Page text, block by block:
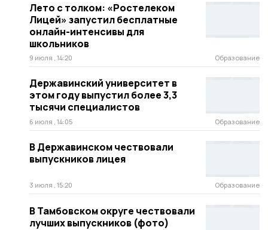
Лето с толком: «Ростелеком
Лицей» запустил бесплатные
онлайн-интенсивы для
школьников
9 июля , 14:20 Образование
Державинский университет в
этом году выпустил более 3,3
тысячи специалистов
6 июля , 14:05 Образование
В Державинском чествовали
выпускников лицея
3 июля , 15:20 Образование
В Тамбовском округе чествовали
лучших выпускников (фото)